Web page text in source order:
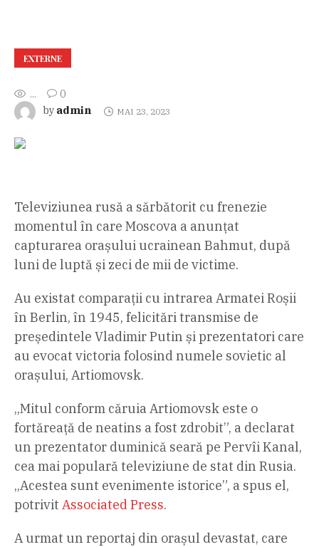
EXTERNE
...
0
by admin MAI 23, 2023
Televiziunea rusă a sărbătorit cu frenezie
momentul în care Moscova a anunțat
capturarea orașului ucrainean Bahmut, după
luni de luptă și zeci de mii de victime.
Au existat comparații cu intrarea Armatei Roșii
în Berlin, în 1945, felicitări transmise de
președintele Vladimir Putin și prezentatori care
au evocat victoria folosind numele sovietic al
orașului, Artiomovsk.
„Mitul conform căruia Artiomovsk este o
fortăreață de neatins a fost zdrobit”, a declarat
un prezentator duminică seară pe Pervîi Kanal,
cea mai populară televiziune de stat din Rusia.
„Acestea sunt evenimente istorice”, a spus el,
potrivit Associated Press.
A urmat un reportaj din orașul devastat, care